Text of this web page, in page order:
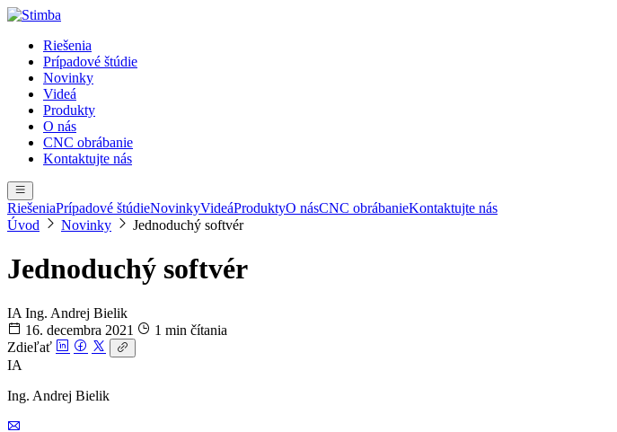
Riešenia
Prípadové štúdie
Novinky
Videá
Produkty
O nás
CNC obrábanie
Kontaktujte nás
RiešeniaPrípadové štúdieNovinkyVideáProduktyO násCNC obrábanieKontaktujte nás
Úvod
Novinky Jednoduchý softvér
Jednoduchý softvér
IA Ing. Andrej Bielik
16. decembra 2021
1 min čítania
Zdieľať
IA
Ing. Andrej Bielik